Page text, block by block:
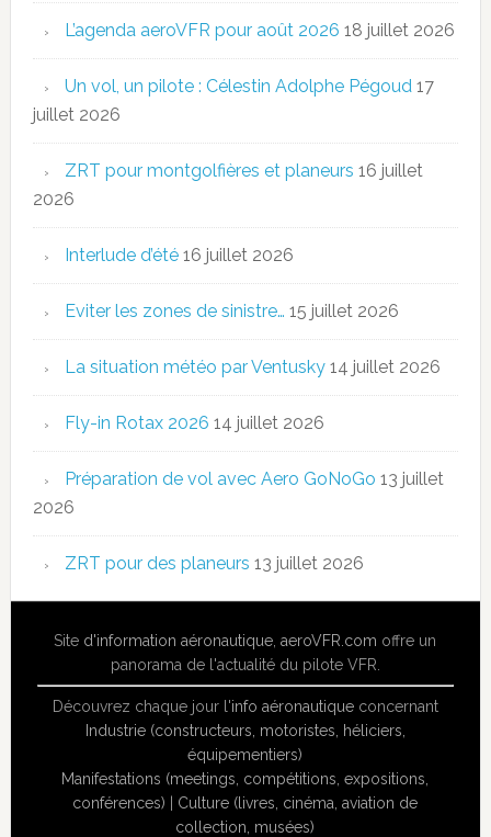
L’agenda aeroVFR pour août 2026 18 juillet 2026
Un vol, un pilote : Célestin Adolphe Pégoud 17
juillet 2026
ZRT pour montgolfières et planeurs 16 juillet
2026
Interlude d’été 16 juillet 2026
Eviter les zones de sinistre… 15 juillet 2026
La situation météo par Ventusky 14 juillet 2026
Fly-in Rotax 2026 14 juillet 2026
Préparation de vol avec Aero GoNoGo 13 juillet
2026
ZRT pour des planeurs 13 juillet 2026
Site d'information aéronautique ,aeroVFR.com offre un
panorama de l'actualité du pilote VFR.
Découvrez chaque jour l'info aéronautiqueconcernant
Industrie (constructeurs, motoristes, héliciers,
équipementiers)
Manifestations (meetings, compétitions, expositions,
conférences) | Culture (livres, cinéma, aviation de
collection, musées)